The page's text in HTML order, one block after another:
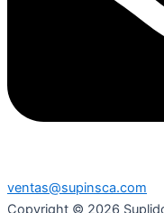
ventas@supinsca.com
Copyright © 2026